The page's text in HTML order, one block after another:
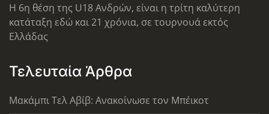
Η 6η θέση της U18 Ανδρών, είναι η τρίτη καλύτερη
κατάταξη εδώ και 21 χρόνια, σε τουρνουά εκτός
Ελλάδας
Τελευταία Άρθρα
Μακάμπι Τελ Αβίβ: Ανακοίνωσε τον Μπέικοτ